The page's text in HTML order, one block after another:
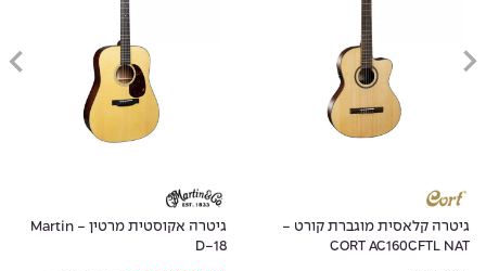
גיטרה קלאסית מוגברת קורט -
CORT AC160CFTL NAT
גיטרה אקוסטית מרטין - Martin
D-18